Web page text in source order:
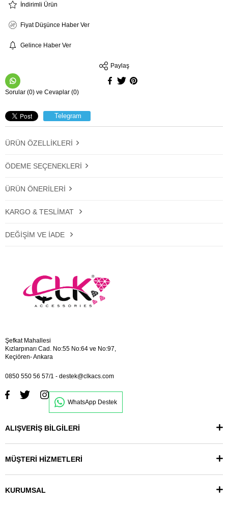
İndirimli Ürün
Fiyat Düşünce Haber Ver
Gelince Haber Ver
Paylaş
Sorular (0) ve Cevaplar (0)
Telegram
ÜRÜN ÖZELLIKLERI
ÖDEME SEÇENEKLERI
ÜRÜN ÖNERILERI
KARGO & TESLIMAT
DEĞIŞIM VE İADE
Şefkat Mahallesi
Kızlarpınarı Cad. No:55 No:64 ve No:97,
Keçiören- Ankara
0850 550 56 57/1 - destek@clkacs.com
WhatsApp Destek
ALIŞVERİŞ BİLGİLERİ
MÜŞTERİ HİZMETLERİ
KURUMSAL